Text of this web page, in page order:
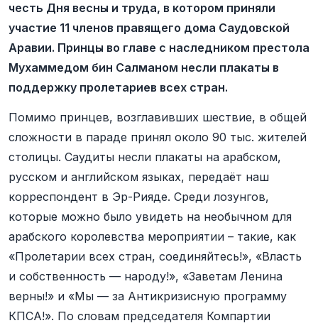
честь Дня весны и труда, в котором приняли
участие 11 членов правящего дома Саудовской
Аравии. Принцы во главе с наследником престола
Мухаммедом бин Салманом несли плакаты в
поддержку пролетариев всех стран.
Помимо принцев, возглавивших шествие, в общей
сложности в параде принял около 90 тыс. жителей
столицы. Саудиты несли плакаты на арабском,
русском и английском языках, передаёт наш
корреспондент в Эр-Рияде. Среди лозунгов,
которые можно было увидеть на необычном для
арабского королевства мероприятии – такие, как
«Пролетарии всех стран, соединяйтесь!», «Власть
и собственность — народу!», «Заветам Ленина
верны!» и «Мы — за Антикризисную программу
КПСА!». По словам председателя Компартии